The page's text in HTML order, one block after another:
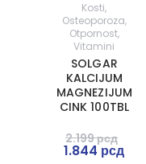
Kosti,
Osteoporoza,
Otpornost,
Vitamini
SOLGAR
KALCIJUM
MAGNEZIJUM
CINK 100TBL
2.199рсд
1.844рсд